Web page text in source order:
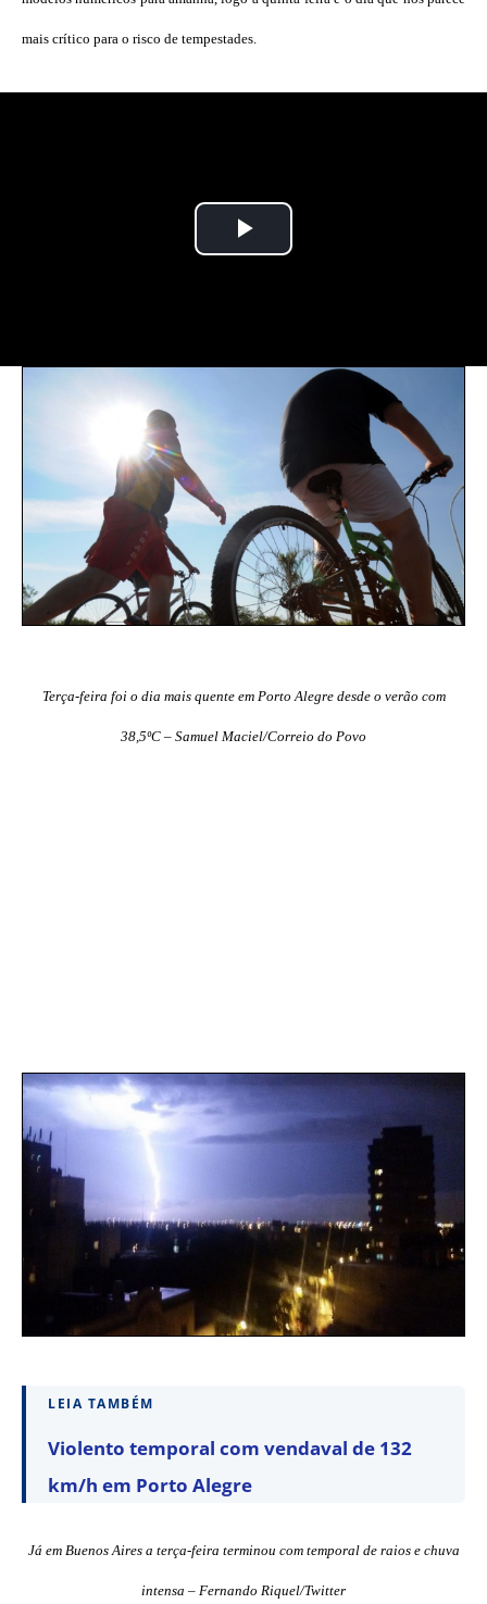
mais crítico para o risco de tempestades.
Terça-feira foi o dia mais quente em Porto Alegre desde o verão com
38,5ºC – Samuel Maciel/Correio do Povo
LEIA TAMBÉM
Violento temporal com vendaval de 132
km/h em Porto Alegre
Já em Buenos Aires a terça-feira terminou com temporal de raios e chuva
intensa – Fernando Riquel/Twitter